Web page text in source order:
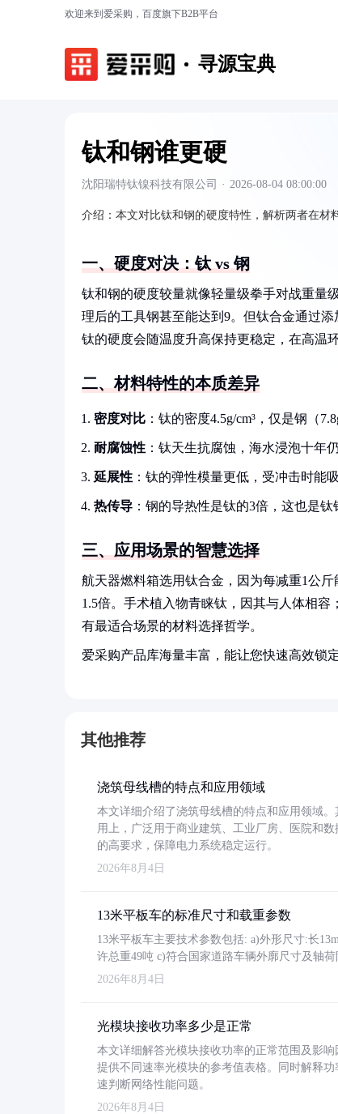
欢迎来到爱采购，百度旗下B2B平台
寻源宝典
钛和钢谁更硬
沈阳瑞特钛镍科技有限公司 · 2026-08-04 08:00:00
介绍： 本文对比钛和钢的硬度特性，解析两者在材
一、硬度对决：钛 vs 钢
钛和钢的硬度较量就像轻量级拳手对战重
理后的工具钢甚至能达到9。但钛合金通过
钛的硬度会随温度升高保持更稳定，在高温
二、材料特性的本质差异
密度对比 ：钛的密度4.5g/cm³，仅是钢（
耐腐蚀性 ：钛天生抗腐蚀，海水浸泡十年
延展性 ：钛的弹性模量更低，受冲击时能
热传导 ：钢的导热性是钛的3倍，这也是
三、应用场景的智慧选择
航天器燃料箱选用钛合金，因为每减重1公
1.5倍。手术植入物青睐钛，因其与人体相
有最适合场景的材料选择哲学。
爱采购产品库海量丰富，能让您快速高效锁
其他推荐
浇筑母线槽的特点和应用领域
本文详细介绍了浇筑母线槽的特点和应用领域
用上，广泛用于商业建筑、工业厂房、医院和
的高要求，保障电力系统稳定运行。
2026年8月4日
13米平板车的标准尺寸和载重参数
13米平板车主要技术参数包括: a)外形尺寸:长
许总重49吨 c)符合国家道路车辆外廓尺寸及轴
2026年8月4日
光模块接收功率多少是正常
本文详细解答光模块接收功率的正常范围及影
提供不同速率光模块的参考值表格。同时解释
速判断网络性能问题。
2026年8月4日